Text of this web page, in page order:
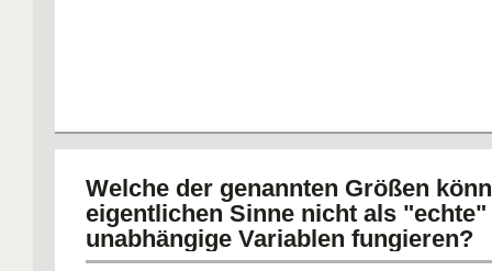
Welche der genannten Größen
eigentlichen Sinne nicht als "echte"
unabhängige Variablen fungieren?